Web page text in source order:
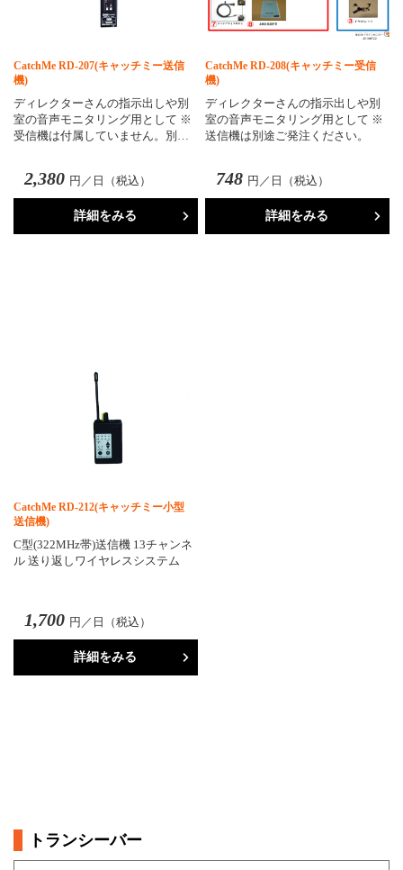
CatchMe RD-207(キャッチミー送信
機)
ディレクターさんの指示出しや別
室の音声モニタリング用として ※
受信機は付属していません。別…
2,380 円／日（税込）
詳細をみる
CatchMe RD-208(キャッチミー受信
機)
ディレクターさんの指示出しや別
室の音声モニタリング用として ※
送信機は別途ご発注ください。
748 円／日（税込）
詳細をみる
CatchMe RD-212(キャッチミー小型
送信機)
C型(322MHz帯)送信機 13チャンネ
ル 送り返しワイヤレスシステム
1,700 円／日（税込）
詳細をみる
トランシーバー